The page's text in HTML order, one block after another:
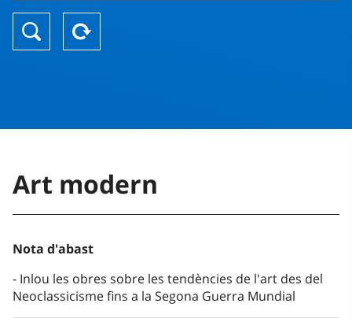
Art modern
Nota d'abast
Inlou les obres sobre les tendències de l'art des del
Neoclassicisme fins a la Segona Guerra Mundial